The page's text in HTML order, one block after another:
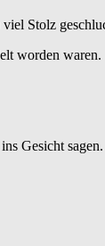
Stolz
worden waren.
Gesicht sagen.